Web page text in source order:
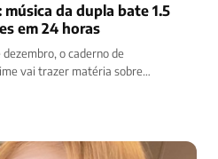
da dupla bate 1.5
em 24 horas
o caderno de
vai trazer matéria sobre